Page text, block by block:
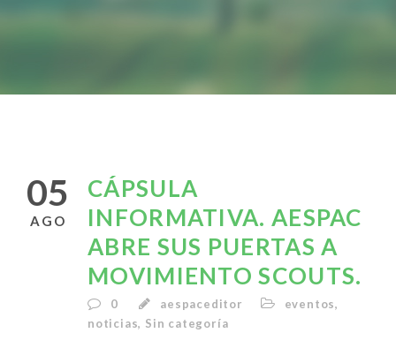
05
AGO
CÁPSULA
INFORMATIVA. AESPAC
ABRE SUS PUERTAS A
MOVIMIENTO SCOUTS.
0 aespaceditor eventos,
noticias, Sin categoría